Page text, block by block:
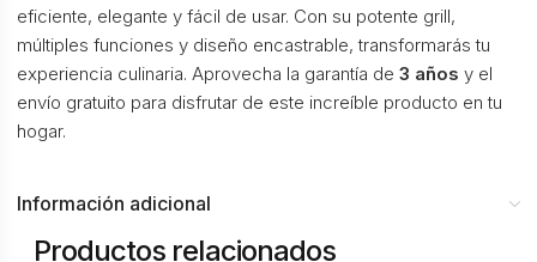
eficiente, elegante y fácil de usar. Con su potente grill,
múltiples funciones y diseño encastrable, transformarás tu
experiencia culinaria. Aprovecha la garantía de 3 años y el
envío gratuito para disfrutar de este increíble producto en tu
hogar.
Información adicional
Productos relacionados